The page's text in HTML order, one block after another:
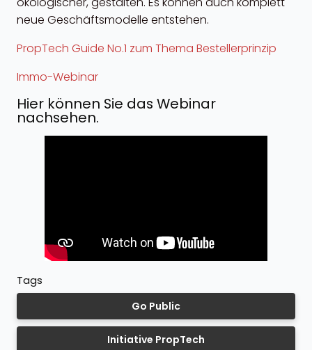
neue Geschäftsmodelle entstehen.
PropTech Guide No.1 zum Thema Bestellerprinzip
Immo-Webinar
Hier können Sie das Webinar
nachsehen.
Tags
Go Public
Initiative PropTech